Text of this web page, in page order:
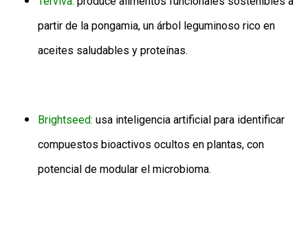
partir de la pongamia, un árbol leguminoso rico en
aceites saludables y proteínas.
Brightseed: usa inteligencia artificial para identificar
compuestos bioactivos ocultos en plantas, con
potencial de modular el microbioma.